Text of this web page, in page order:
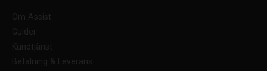
Om Assist
Guider
Kundtjänst
Betalning & Leverans